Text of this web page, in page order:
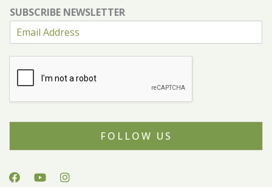
SUBSCRIBE NEWSLETTER
FOLLOW US